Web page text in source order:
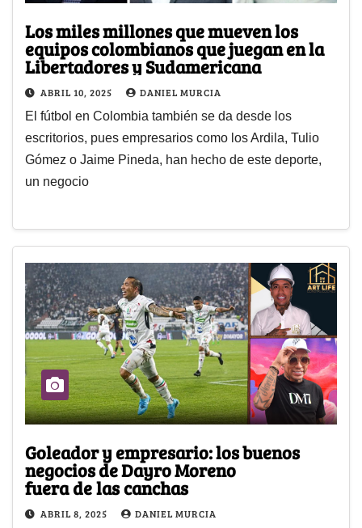
Los miles millones que mueven los
equipos colombianos que juegan en la
Libertadores y Sudamericana
ABRIL 10, 2025 DANIEL MURCIA
El fútbol en Colombia también se da desde los
escritorios, pues empresarios como los Ardila, Tulio
Gómez o Jaime Pineda, han hecho de este deporte,
un negocio
Goleador y empresario: los buenos
negocios de Dayro Moreno
fuera de las canchas
ABRIL 8, 2025 DANIEL MURCIA